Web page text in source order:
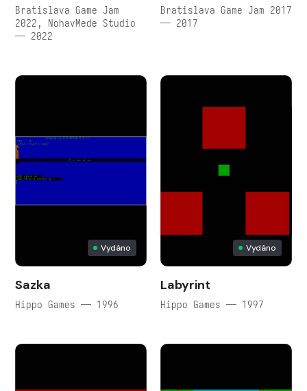
Bratislava Game Jam
2022, NohavMede Studio
— 2022
Bratislava Game Jam 2017
— 2017
Vydáno
Sazka
Hippo Games — 1996
Vydáno
Labyrint
Hippo Games — 1997